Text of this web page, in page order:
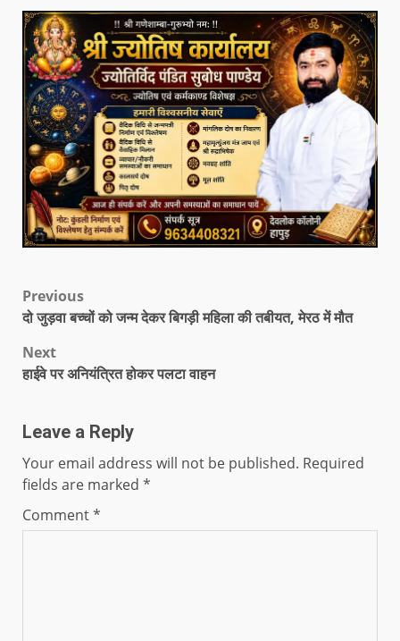
Previous
दो जुड़वा बच्चों को जन्म देकर बिगड़ी महिला की तबीयत, मेरठ में मौत
Next
हाईवे पर अनियंत्रित होकर पलटा वाहन
Leave a Reply
Your email address will not be published. Required
fields are marked *
Comment*